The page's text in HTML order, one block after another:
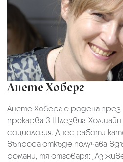
Анете Хоберг
Анете Хоберг е родена
прекарва в Шлезвиг-
социология. Днес работи
въпроса откъде получава
романи, тя отговаря: „Аз